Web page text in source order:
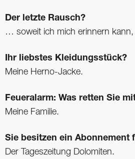
Der letzte Rausch?
… soweit ich mich erinnern kann,
Ihr liebstes Kleidungsstück?
Meine Herno-Jacke.
Feueralarm: Was retten Sie
Meine Familie.
Sie besitzen ein Abonnement
Der Tageszeitung Dolomiten.